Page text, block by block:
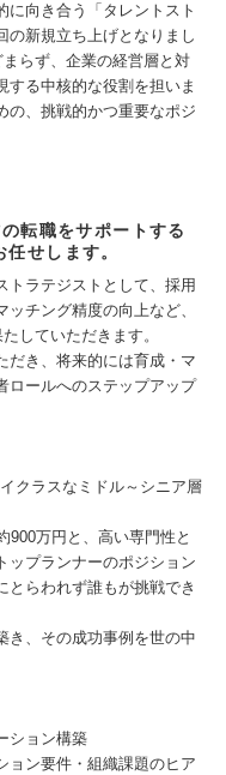
に向き合う「タレントスト
の新規立ち上げとなりまし
まらず、企業の経営層と対
する中核的な役割を担いま
の、挑戦的かつ重要なポジ
転職をサポートする
せします。
トラテジストとして、採用
チング精度の向上など、
していただきます。
だき、将来的には育成・マ
ロールへのステップアップ
クラスなミドル～シニア層
900万円と、高い専門性と
ップランナーのポジション
とらわれず誰もが挑戦でき
き、その成功事例を世の中
ション構築
ョン要件・組織課題のヒア